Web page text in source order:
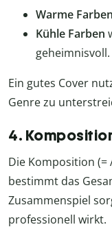
Warme Farben
Kühle Farben
geheimnisvoll.
Ein gutes Cover
Genre zu
4.
Die Komposition
bestimmt das
Zusammenspiel
professionell wirkt.